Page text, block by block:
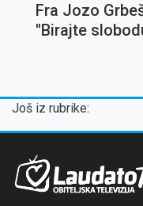
Fra Jozo
''Birajte
Još iz rubrike: